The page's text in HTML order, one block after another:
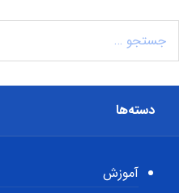
دسته‌ها
آموزش